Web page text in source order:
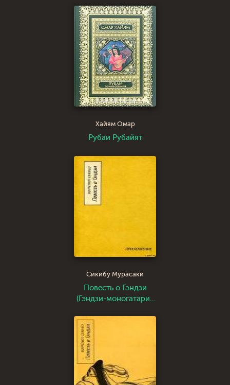
чудеса путешествий
Хайям Омар
Рубаи Рубайят
Сикибу Мурасаки
Повесть о Гэндзи
(Гэндзи-моногатари).